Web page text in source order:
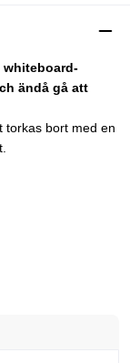
whiteboard-
ändå gå att
torkas bort med en